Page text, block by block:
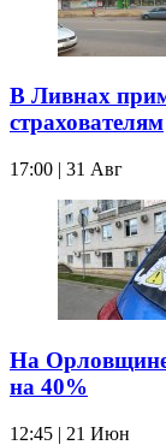
В Ливнах
страхователям
17:00 | 31 Авг
На Орловщине
на 40%
12:45 | 21 Июн